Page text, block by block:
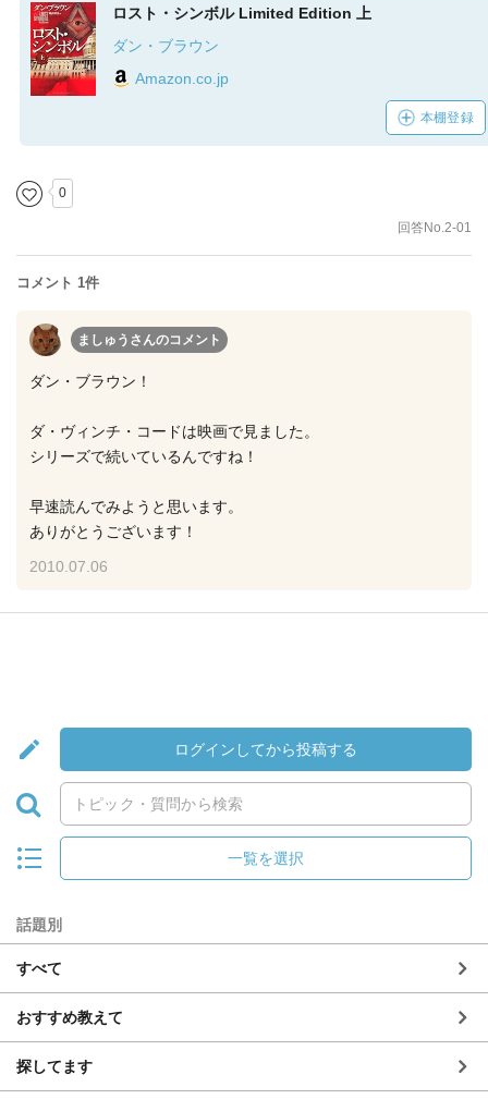
ロスト・シンボル Limited Edition 上
ダン・ブラウン
Amazon.co.jp
本棚登録
0
回答No.2-01
コメント 1件
ましゅうさんのコメント
ダン・ブラウン！
ダ・ヴィンチ・コードは映画で見ました。
シリーズで続いているんですね！
早速読んでみようと思います。
ありがとうございます！
2010.07.06
ログインしてから投稿する
一覧を選択
話題別
すべて
おすすめ教えて
探してます